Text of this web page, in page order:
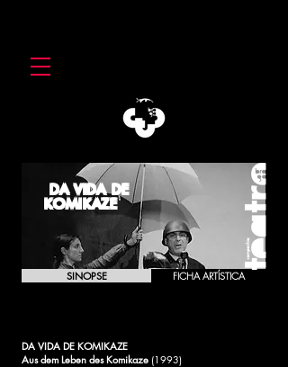
SINOPSE FICHA ARTÍSTICA
DA VIDA DE
KOMIKAZE
DA VIDA DE KOMIKAZE
Aus dem Leben des Komikaze (1993)